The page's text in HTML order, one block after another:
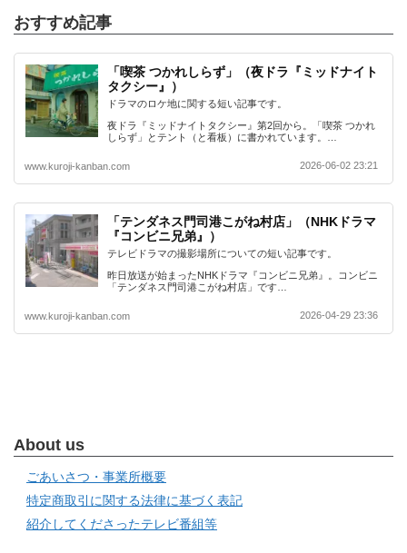
おすすめ記事
「喫茶 つかれしらず」（夜ドラ『ミッドナイト
タクシー』）
ドラマのロケ地に関する短い記事です。
夜ドラ『ミッドナイトタクシー』第2回から。「喫茶 つかれ
しらず」とテント（と看板）に書かれています。…
www.kuroji-kanban.com 2026-06-02 23:21
「テンダネス門司港こがね村店」（NHKドラマ
『コンビニ兄弟』）
テレビドラマの撮影場所についての短い記事です。
昨日放送が始まったNHKドラマ『コンビニ兄弟』。コンビニ
「テンダネス門司港こがね村店」です…
www.kuroji-kanban.com 2026-04-29 23:36
About us
ごあいさつ・事業所概要
特定商取引に関する法律に基づく表記
紹介してくださったテレビ番組等